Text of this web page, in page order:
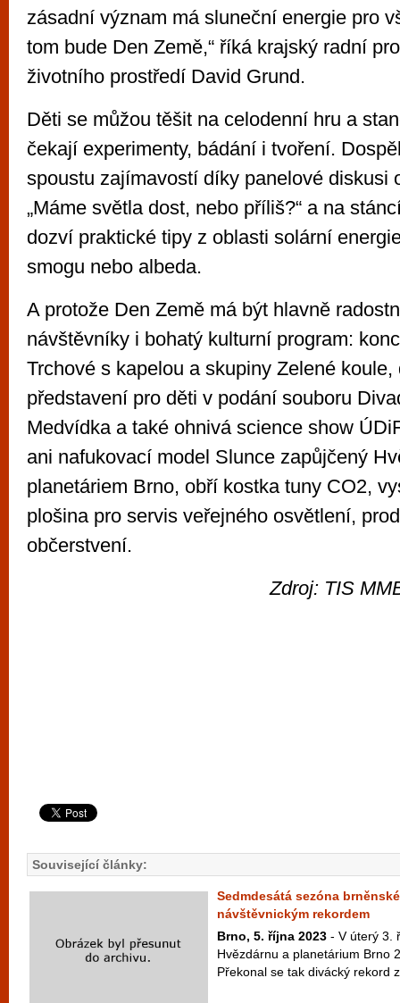
zásadní význam má sluneční energie pro
tom bude Den Země,“ říká krajský radní
životního prostředí David Grund.
Děti se můžou těšit na celodenní hru a
čekají experimenty, bádání i tvoření.
spoustu zajímavostí díky panelové diskusi
„Máme světla dost, nebo příliš?“ a na
dozví praktické tipy z oblasti solární
smogu nebo albeda.
A protože Den Země má být hlavně
návštěvníky i bohatý kulturní program:
Trchové s kapelou a skupiny Zelené koule,
představení pro děti v podání souboru
Medvídka a také ohnivá science show
ani nafukovací model Slunce zapůjčený
planetáriem Brno, obří kostka tuny CO2,
plošina pro servis veřejného osvětlení,
občerstvení.
Zdroj: TIS
Související články:
Sedmdesátá sezóna
návštěvnickým rekordem
Brno, 5. října 2023 - V úterý 3.
Hvězdárnu a planetárium Brno
Překonal se tak divácký rekord